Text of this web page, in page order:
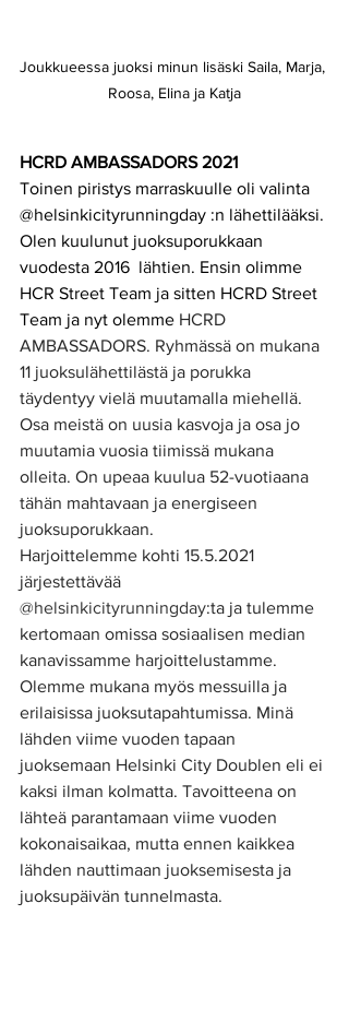
Joukkueessa juoksi minun lisäski Saila, Marja,
Roosa, Elina ja Katja
HCRD AMBASSADORS 2021
Toinen piristys marraskuulle oli valinta
@helsinkicityrunningday :n lähettilääksi.
Olen kuulunut juoksuporukkaan
vuodesta 2016  lähtien. Ensin olimme
HCR Street Team ja sitten HCRD Street
Team ja nyt olemme HCRD
AMBASSADORS. Ryhmässä on mukana
11 juoksulähettilästä ja porukka
täydentyy vielä muutamalla miehellä.
Osa meistä on uusia kasvoja ja osa jo
muutamia vuosia tiimissä mukana
olleita. On upeaa kuulua 52-vuotiaana
tähän mahtavaan ja energiseen
juoksuporukkaan.
Harjoittelemme kohti 15.5.2021
järjestettävää
@helsinkicityrunningday:ta ja tulemme
kertomaan omissa sosiaalisen median
kanavissamme harjoittelustamme.
Olemme mukana myös messuilla ja
erilaisissa juoksutapahtumissa. Minä
lähden viime vuoden tapaan
juoksemaan Helsinki City Doublen eli ei
kaksi ilman kolmatta. Tavoitteena on
lähteä parantamaan viime vuoden
kokonaisaikaa, mutta ennen kaikkea
lähden nauttimaan juoksemisesta ja
juoksupäivän tunnelmasta.